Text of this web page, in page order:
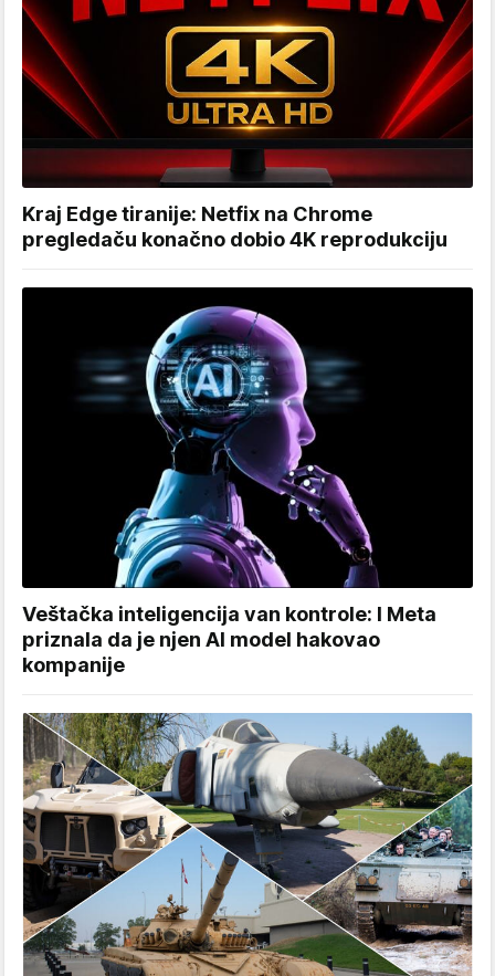
Kraj Edge tiranije: Netfix na Chrome
pregledaču konačno dobio 4K reprodukciju
Veštačka inteligencija van kontrole: I Meta
priznala da je njen AI model hakovao
kompanije